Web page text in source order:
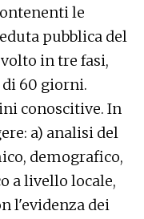
le
pubblica del
in tre fasi,
60 giorni.
conoscitive. In
a) analisi del
demografico,
a livello locale,
l'evidenza dei